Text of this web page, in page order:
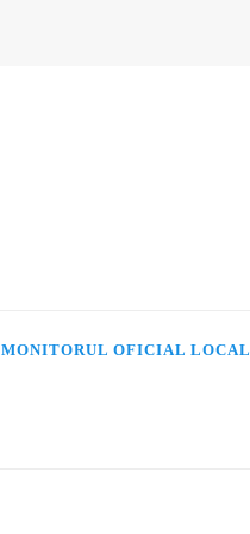
MONITORUL OFICIAL LOCAL